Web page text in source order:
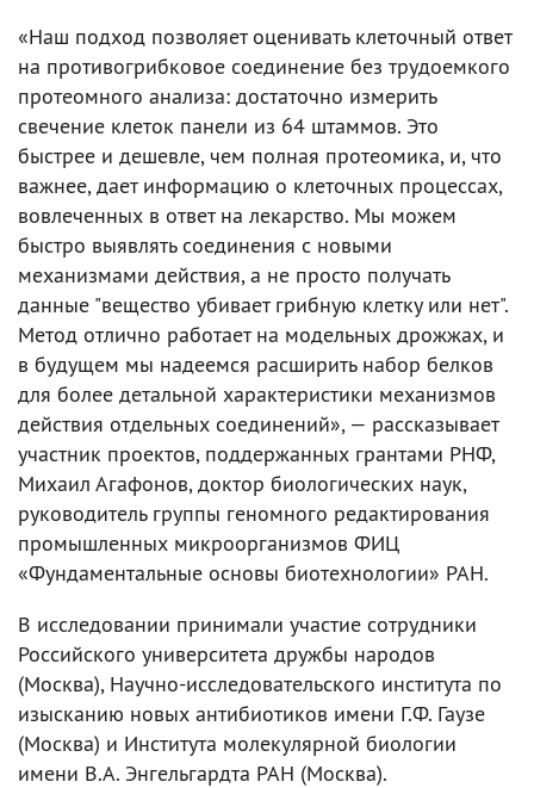
«Наш подход позволяет оценивать клеточный ответ
на противогрибковое соединение без трудоемкого
протеомного анализа: достаточно измерить
свечение клеток панели из 64 штаммов. Это
быстрее и дешевле, чем полная протеомика, и, что
важнее, дает информацию о клеточных процессах,
вовлеченных в ответ на лекарство. Мы можем
быстро выявлять соединения с новыми
механизмами действия, а не просто получать
данные "вещество убивает грибную клетку или нет".
Метод отлично работает на модельных дрожжах, и
в будущем мы надеемся расширить набор белков
для более детальной характеристики механизмов
действия отдельных соединений», — рассказывает
участник проектов, поддержанных грантами РНФ,
Михаил Агафонов, доктор биологических наук,
руководитель группы геномного редактирования
промышленных микроорганизмов ФИЦ
«Фундаментальные основы биотехнологии» РАН.
В исследовании принимали участие сотрудники
Российского университета дружбы народов
(Москва), Научно-исследовательского института по
изысканию новых антибиотиков имени Г.Ф. Гаузе
(Москва) и Института молекулярной биологии
имени В.А. Энгельгардта РАН (Москва).